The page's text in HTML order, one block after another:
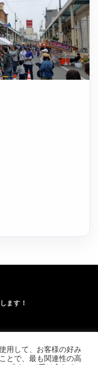
ます！
用して、お客様の好み
とで、最も関連性の高